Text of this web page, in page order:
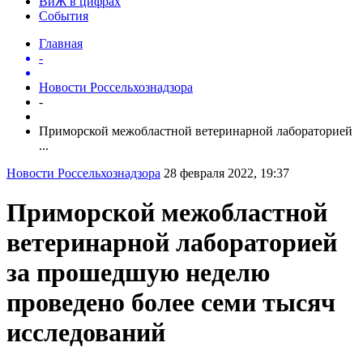
События
Главная
-
Новости Россельхознадзора
-
Приморской межобластной ветеринарной лабораторией
...
Новости Россельхознадзора 28 февраля 2022, 19:37
Приморской межобластной
ветеринарной лабораторией
за прошедшую неделю
проведено более семи тысяч
исследований